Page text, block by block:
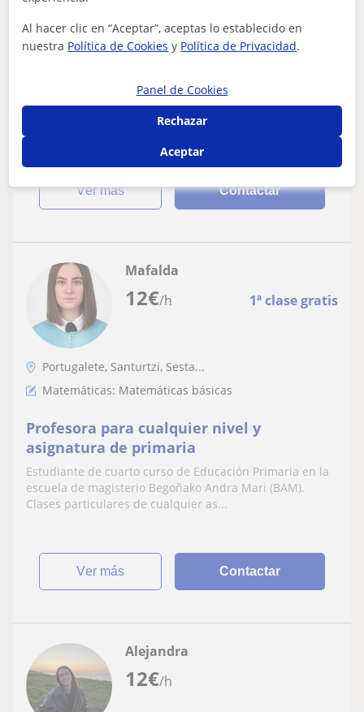
Clases particulares de fisica, química y
Soy ingeniero técnico. Tengo 40 años de experiencia en
la docencia. Doy clase de todas las asignaturas de
ciencias, sobre todo física, quím...
ver más Contactar
12€/h 1ª clase gratis
Mafalda
Portugalete, Santurtzi, Sesta...
Matemáticas: Matemáticas básicas
Profesora para cualquier nivel y
asignatura de primaria
Estudiante de cuarto curso de Educación Primaria en la
escuela de magisterio Begoñako Andra Mari (BAM).
Clases particulares de cualquier as...
ver más Contactar
12€/h
Alejandra
Al hacer clic en “Aceptar”, aceptas lo establecido en
nuestra Política de Cookies y Política de Privacidad.
Panel de Cookies
Rechazar
Aceptar